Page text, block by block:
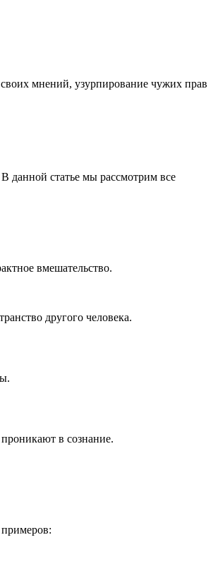
мнений, узурпирование чужих прав
данной статье мы рассмотрим все
вмешательство.
другого человека.
в сознание.